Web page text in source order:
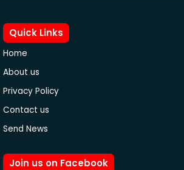
Quick Links
Home
About us
Privacy Policy
Contact us
Send News
Join us on Facebook